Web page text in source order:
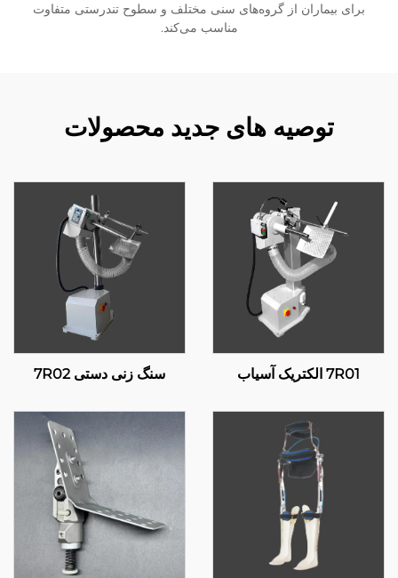
برای بیماران از گروه‌های سنی مختلف و سطوح تندرستی متفاوت
مناسب می‌کند.
توصیه های جدید محصولات
7R01 الکتریک آسیاب سنگ زنی دستی 7R02